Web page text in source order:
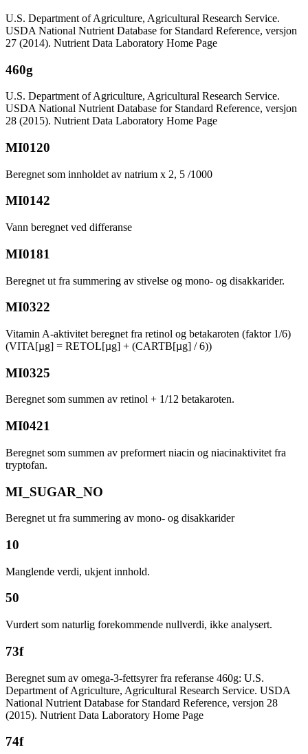
U.S. Department of Agriculture, Agricultural Research Service.
USDA National Nutrient Database for Standard Reference, versjon
27 (2014). Nutrient Data Laboratory Home Page
460g
U.S. Department of Agriculture, Agricultural Research Service.
USDA National Nutrient Database for Standard Reference, versjon
28 (2015). Nutrient Data Laboratory Home Page
MI0120
Beregnet som innholdet av natrium x 2, 5 /1000
MI0142
Vann beregnet ved differanse
MI0181
Beregnet ut fra summering av stivelse og mono- og disakkarider.
MI0322
Vitamin A-aktivitet beregnet fra retinol og betakaroten (faktor 1/6)
(VITA[µg] = RETOL[µg] + (CARTB[µg] / 6))
MI0325
Beregnet som summen av retinol + 1/12 betakaroten.
MI0421
Beregnet som summen av preformert niacin og niacinaktivitet fra
tryptofan.
MI_SUGAR_NO
Beregnet ut fra summering av mono- og disakkarider
10
Manglende verdi, ukjent innhold.
50
Vurdert som naturlig forekommende nullverdi, ikke analysert.
73f
Beregnet sum av omega-3-fettsyrer fra referanse 460g: U.S.
Department of Agriculture, Agricultural Research Service. USDA
National Nutrient Database for Standard Reference, versjon 28
(2015). Nutrient Data Laboratory Home Page
74f